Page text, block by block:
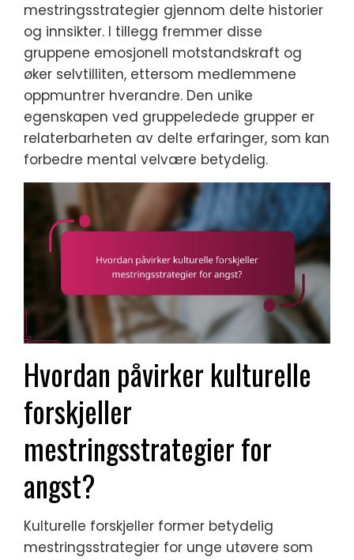
mestringsstrategier gjennom delte historier
og innsikter. I tillegg fremmer disse
gruppene emosjonell motstandskraft og
øker selvtilliten, ettersom medlemmene
oppmuntrer hverandre. Den unike
egenskapen ved gruppeledede grupper er
relaterbarheten av delte erfaringer, som kan
forbedre mental velvære betydelig.
Hvordan påvirker kulturelle
forskjeller
mestringsstrategier for
angst?
Kulturelle forskjeller former betydelig
mestringsstrategier for unge utøvere som